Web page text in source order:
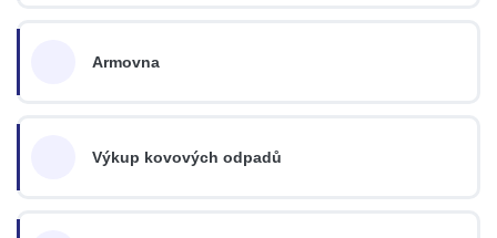
Armovna
Výkup kovových odpadů